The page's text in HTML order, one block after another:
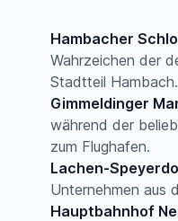
Hambacher
Wahrzeichen der
Stadtteil Hambach.
Gimmeldinger
während der
zum Flughafen.
Lachen-
Unternehmen aus
Hauptbahnhof